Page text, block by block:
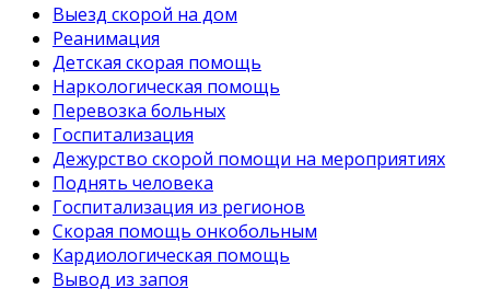
Выезд скорой на дом
Реанимация
Детская скорая помощь
Наркологическая помощь
Перевозка больных
Госпитализация
Дежурство скорой помощи на мероприятиях
Поднять человека
Госпитализация из регионов
Скорая помощь онкобольным
Кардиологическая помощь
Вывод из запоя